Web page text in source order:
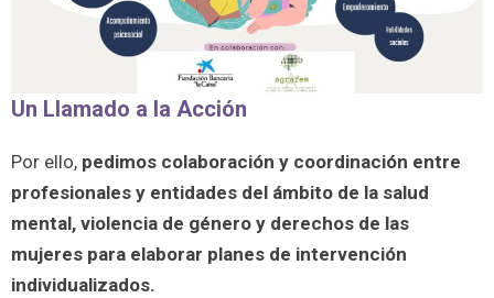
Un Llamado a la Acción
Por ello, pedimos colaboración y coordinación entre
profesionales y entidades del ámbito de la salud
mental, violencia de género y derechos de las
mujeres para elaborar planes de intervención
individualizados.